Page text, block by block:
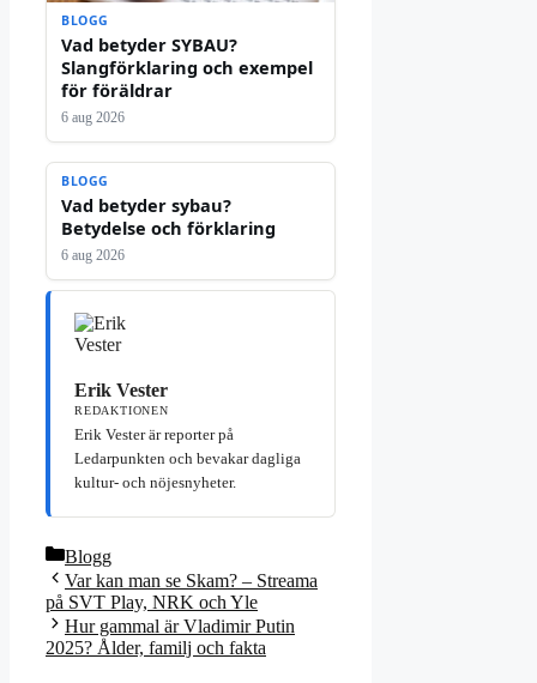
BLOGG
Vad betyder SYBAU?
Slangförklaring och exempel
för föräldrar
6 aug 2026
BLOGG
Vad betyder sybau?
Betydelse och förklaring
6 aug 2026
Erik Vester
REDAKTIONEN
Erik Vester är reporter på
Ledarpunkten och bevakar dagliga
kultur- och nöjesnyheter.
Kategorier
Blogg
Var kan man se Skam? – Streama
på SVT Play, NRK och Yle
Hur gammal är Vladimir Putin
2025? Ålder, familj och fakta